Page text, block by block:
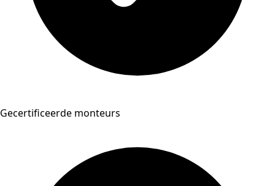
Gecertificeerde monteurs